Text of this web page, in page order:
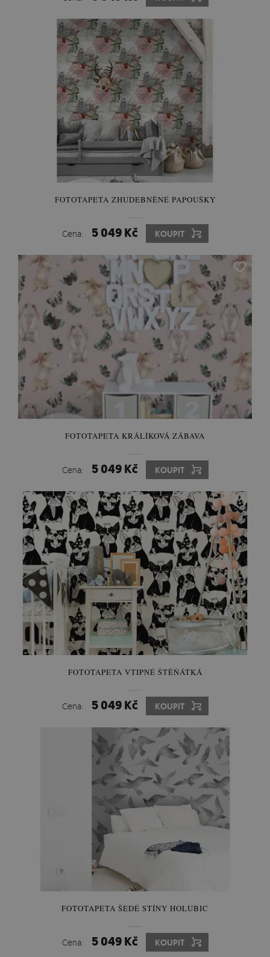
FOTOTAPETA ZHUDEBNĚNÉ PAPOUŠKY
Cena: 5 049 Kč KOUPIT
FOTOTAPETA KRÁLÍKOVÁ ZÁBAVA
Cena: 5 049 Kč KOUPIT
FOTOTAPETA VTIPNÉ ŠTĚŇÁTKÁ
Cena: 5 049 Kč KOUPIT
FOTOTAPETA ŠEDÉ STÍNY HOLUBIC
Cena: 5 049 Kč KOUPIT